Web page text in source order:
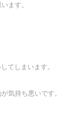
ます。
てしまいます。
気持ち悪いです。